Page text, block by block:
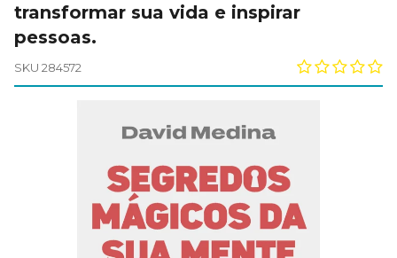
transformar sua vida e inspirar
pessoas.
SKU 284572